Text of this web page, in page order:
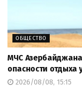
ОБЩЕСТВО
МЧС
опасности отдыха
2026/08/08, 15:15